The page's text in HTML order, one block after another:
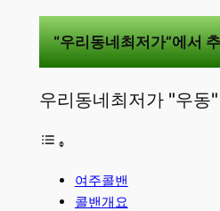
“우리동네최저가”에서
우리동네최저가 "우동
여주콜밴
콜밴개요